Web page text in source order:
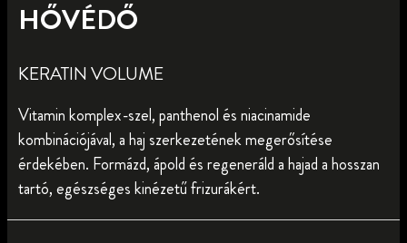
HŐVÉDŐ
KERATIN VOLUME
Vitamin komplex-szel, panthenol és niacinamide
kombinációjával, a haj szerkezetének megerősítése
érdekében. Formázd, ápold és regeneráld a hajad a hosszan
tartó, egészséges kinézetű frizurákért.